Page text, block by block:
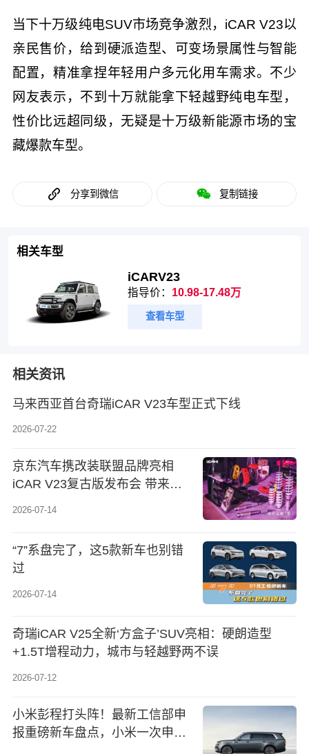
当下十万级纯电SUV市场竞争激烈，iCAR V23以
亲民售价，给到硬派造型、可变场景属性与智能
配置，精准拿捏年轻用户多元化用车需求。不少
网友表示，不到十万就能拿下轻越野纯电车型，
性价比远超同级，无疑是十万级新能源市场的宝
藏爆款车型。
分享到微信 复制链接
相关车型
iCARV23
指导价： 10.98-17.48万
查看车型
相关资讯
马来西亚首台奇瑞iCAR V23车型正式下线
2026-07-22
京东汽车携改装联盟品牌亮相
iCAR V23复古版发布会 带来更
2026-07-14
“7”系盘完了，这5款新车也别错
过
2026-07-14
奇瑞iCAR V25全新‘方盒子’SUV亮相：硬朗造型
+1.5T增程动力，城市与轻越野两不误
2026-07-12
小米彭程打头阵！最新工信部申
报重磅新车盘点，小米一次申报